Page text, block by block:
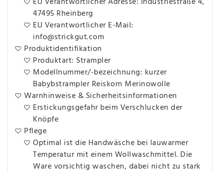
47495 Rheinberg
EU Verantwortlicher E-Mail:
info@strickgut.com
Produktidentifikation
Produktart: Strampler
Modellnummer/-bezeichnung: kurzer
Babybstrampler Reiskorn Merinowolle
Warnhinweise & Sicherheitsinformationen
Erstickungsgefahr beim Verschlucken der
Knöpfe
Pflege
Optimal ist die Handwäsche bei lauwarmer
Temperatur mit einem Wollwaschmittel. Die
Ware vorsichtig waschen, dabei nicht zu stark